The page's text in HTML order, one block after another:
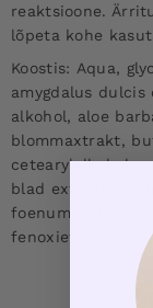
reaktsioone.
lõpeta kohe
Koostis: Aqua,
amygdalus
alkohol, aloe
blommaxtrakt,
cetearylalkohol,
blad extrakt,
foenum-graecum
fenoxietanol.